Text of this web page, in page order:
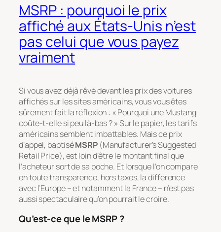
MSRP : pourquoi le prix
affiché aux États-Unis n’est
pas celui que vous payez
vraiment
Si vous avez déjà rêvé devant les prix des voitures
affichés sur les sites américains, vous vous êtes
sûrement fait la réflexion : « Pourquoi une Mustang
coûte-t-elle si peu là-bas ? »Sur le papier, les tarifs
américains semblent imbattables. Mais ce prix
d’appel, baptiséMSRP(Manufacturer’s Suggested
Retail Price), est loin d’être le montant final que
l’acheteur sort de sa poche. Et lorsque l’on compare
en toute transparence, hors taxes, la différence
avec l’Europe – et notamment la France – n’est pas
aussi spectaculaire qu’on pourrait le croire.
Qu’est-ce que le MSRP ?